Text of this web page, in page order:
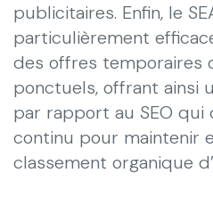
publicitaires. Enfin, le
particulièrement
des offres temporaires
ponctuels, offrant ainsi
par rapport au SEO qui
continu pour maintenir
classement organique